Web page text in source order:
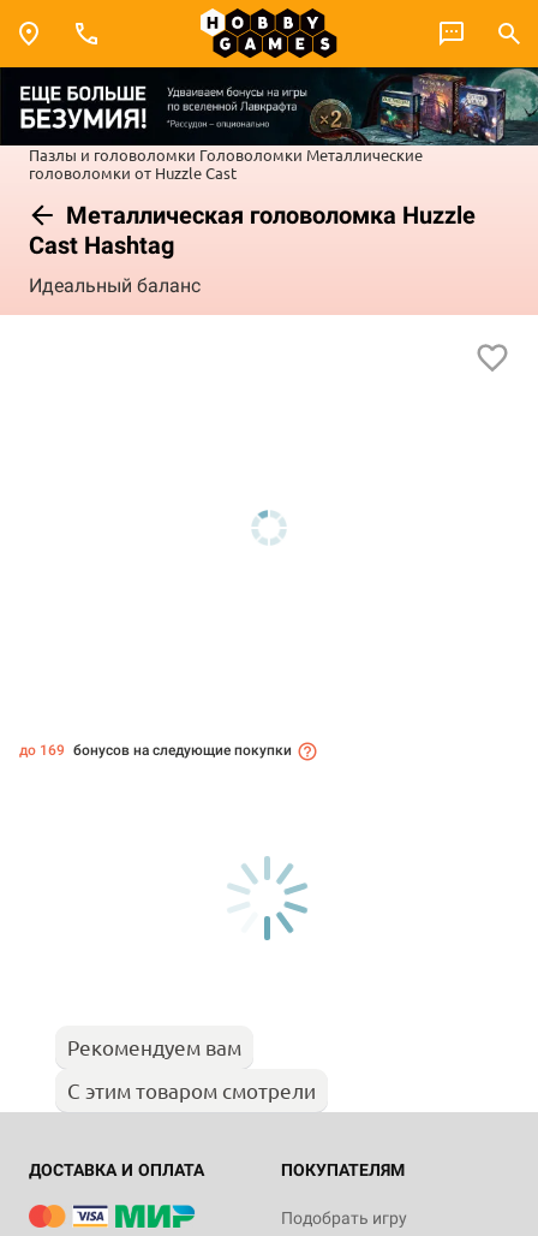
Пазлы и головоломки Головоломки Металлические
головоломки от Huzzle Cast
Металлическая головоломка Huzzle
Cast Hashtag
Идеальный баланс
до 169 бонусов на следующие покупки
Рекомендуем вам
С этим товаром смотрели
ДОСТАВКА И ОПЛАТА ПОКУПАТЕЛЯМ
Подобрать игру